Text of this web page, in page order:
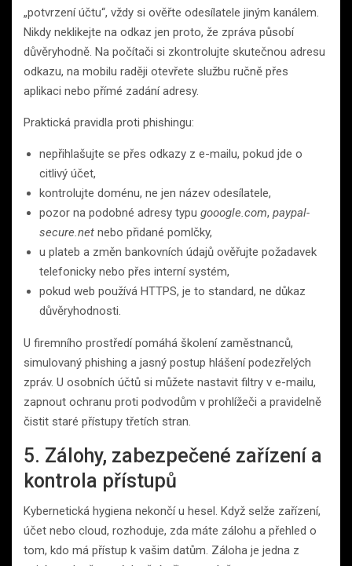
„potvrzení účtu“, vždy si ověřte odesílatele jiným kanálem.
Nikdy neklikejte na odkaz jen proto, že zpráva působí
důvěryhodně. Na počítači si zkontrolujte skutečnou adresu
odkazu, na mobilu raději otevřete službu ručně přes
aplikaci nebo přímé zadání adresy.
Praktická pravidla proti phishingu:
nepřihlašujte se přes odkazy z e-mailu, pokud jde o
citlivý účet,
kontrolujte doménu, ne jen název odesílatele,
pozor na podobné adresy typu gooogle.com, paypal-
secure.net nebo přidané pomlčky,
u plateb a změn bankovních údajů ověřujte požadavek
telefonicky nebo přes interní systém,
pokud web používá HTTPS, je to standard, ne důkaz
důvěryhodnosti.
U firemního prostředí pomáhá školení zaměstnanců,
simulovaný phishing a jasný postup hlášení podezřelých
zpráv. U osobních účtů si můžete nastavit filtry v e-mailu,
zapnout ochranu proti podvodům v prohlížeči a pravidelně
čistit staré přístupy třetích stran.
5. Zálohy, zabezpečené zařízení a
kontrola přístupů
Kybernetická hygiena nekončí u hesel. Když selže zařízení,
účet nebo cloud, rozhoduje, zda máte zálohu a přehled o
tom, kdo má přístup k vašim datům. Záloha je jedna z